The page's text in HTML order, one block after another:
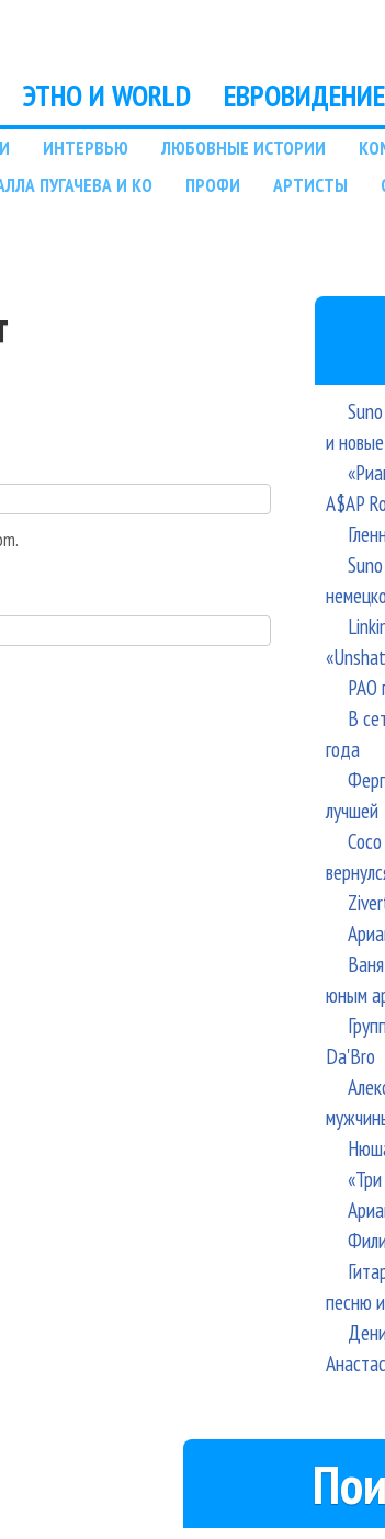
ЭТНО И WORLD ЕВРОВИДЕНИЕ
ИНТЕРВЬЮ ЛЮБОВНЫЕ ИСТОРИИ
ПУГАЧЕВА И КО ПРОФИ АРТИСТЫ
и
A$AP
РАО
В
года
лучшей
юным
Da'Bro
песню